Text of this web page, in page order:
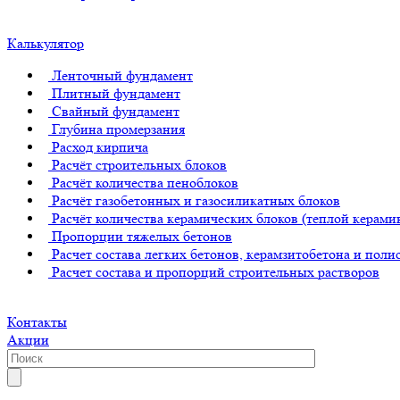
Калькулятор
Ленточный фундамент
Плитный фундамент
Свайный фундамент
Глубина промерзания
Расход кирпича
Расчёт строительных блоков
Расчёт количества пеноблоков
Расчёт газобетонных и газосиликатных блоков
Расчёт количества керамических блоков (теплой
Пропорции тяжелых бетонов
Расчет состава легких бетонов, керамзитобетона и
Расчет состава и пропорций строительных растворов
Контакты
Акции